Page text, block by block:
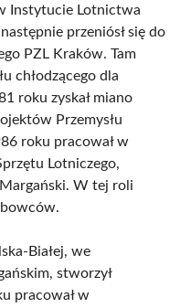
Instytucie Lotnictwa
następnie przeniósł się do
PZL Kraków. Tam
chłodzącego dla
roku zyskał miano
Przemysłu
roku pracował w
Lotniczego,
W tej roli
Białej, we
stworzył
pracował w